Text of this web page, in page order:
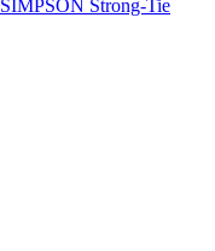
SIMPSON Strong-Tie